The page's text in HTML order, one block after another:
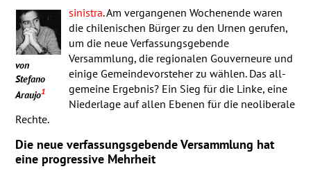
von
Stefano
Araujo1
sinistra. Am vergangenen Wochenende waren
die chilenischen Bürger zu den Urnen gerufen,
um die neue Ver­fas­sungs­gebende
Versammlung, die regionalen Gou­ver­neure und
einige Gemeinde­vor­steher zu wählen. Das all­
gemeine Ergebnis? Ein Sieg für die Linke, eine
Nieder­lage auf allen Ebenen für die neoliberale
Rechte.
Die neue ver­fas­sungs­gebende Ver­samm­lung hat
eine pro­gressive Mehrheit